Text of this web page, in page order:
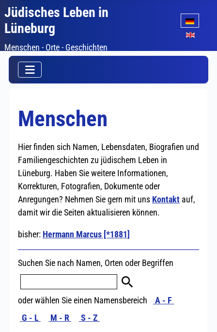
Jüdisches Leben in
Lüneburg
Menschen - Orte - Geschichten
Sprache